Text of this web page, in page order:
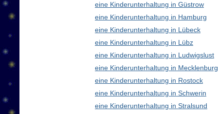
eine Kinderunterhaltung in Güstrow
eine Kinderunterhaltung in Hamburg
eine Kinderunterhaltung in Lübeck
eine Kinderunterhaltung in Lübz
eine Kinderunterhaltung in Ludwigslust
eine Kinderunterhaltung in
eine Kinderunterhaltung in Rostock
eine Kinderunterhaltung in Schwerin
eine Kinderunterhaltung in Stralsund